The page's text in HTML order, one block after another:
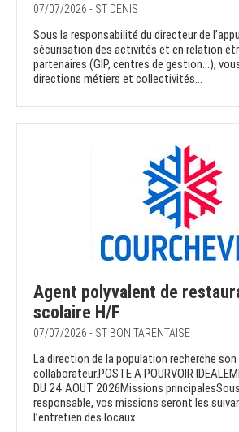
07/07/2026 - ST DENIS
Sous la responsabilité du directeur de
sécurisation des activités et en relation
partenaires (GIP, centres de gestion…),
directions métiers et collectivités...
Agent polyvalent de
scolaire H/F
07/07/2026 - ST BON TARENTAISE
La direction de la population recherche son
collaborateur.POSTE A POURVOIR
DU 24 AOUT 2026Missions
responsable, vos missions seront les
l’entretien des locaux...